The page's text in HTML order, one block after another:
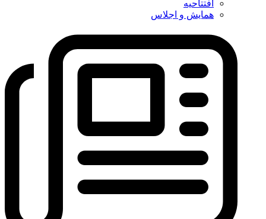
افتتاحیه
همایش و اجلاس